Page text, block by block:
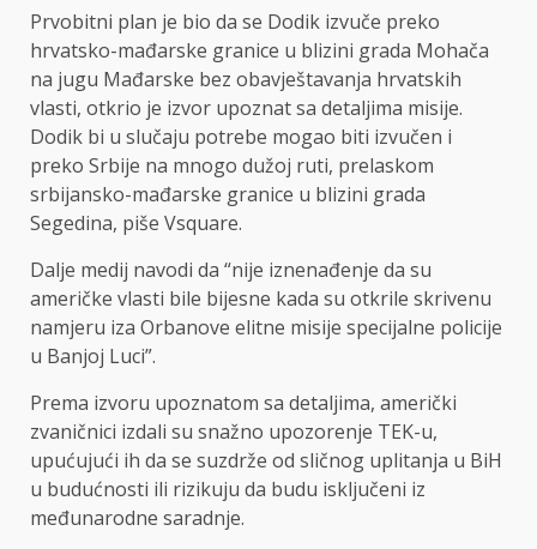
Prvobitni plan je bio da se Dodik izvuče preko
hrvatsko-mađarske granice u blizini grada Mohača
na jugu Mađarske bez obavještavanja hrvatskih
vlasti, otkrio je izvor upoznat sa detaljima misije.
Dodik bi u slučaju potrebe mogao biti izvučen i
preko Srbije na mnogo dužoj ruti, prelaskom
srbijansko-mađarske granice u blizini grada
Segedina, piše Vsquare.
Dalje medij navodi da “nije iznenađenje da su
američke vlasti bile bijesne kada su otkrile skrivenu
namjeru iza Orbanove elitne misije specijalne policije
u Banjoj Luci”.
Prema izvoru upoznatom sa detaljima, američki
zvaničnici izdali su snažno upozorenje TEK-u,
upućujući ih da se suzdrže od sličnog uplitanja u BiH
u budućnosti ili rizikuju da budu isključeni iz
međunarodne saradnje.